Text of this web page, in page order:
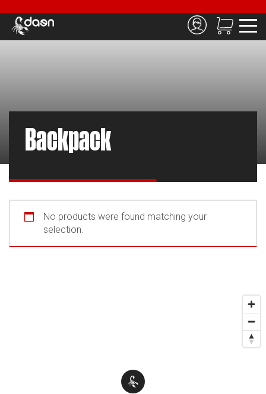
Backpack
No products were found matching your
selection.